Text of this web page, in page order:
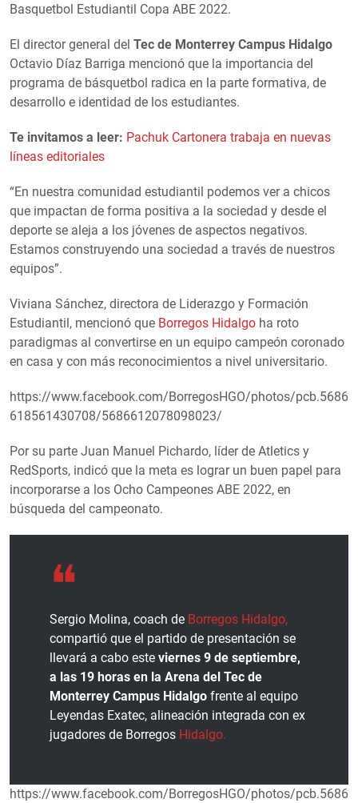
Basquetbol Estudiantil Copa ABE 2022.
El director general del Tec de Monterrey Campus Hidalgo
Octavio Díaz Barriga mencionó que la importancia del
programa de básquetbol radica en la parte formativa, de
desarrollo e identidad de los estudiantes.
Te invitamos a leer: Pachuk Cartonera trabaja en nuevas
líneas editoriales
“En nuestra comunidad estudiantil podemos ver a chicos
que impactan de forma positiva a la sociedad y desde el
deporte se aleja a los jóvenes de aspectos negativos.
Estamos construyendo una sociedad a través de nuestros
equipos”.
Viviana Sánchez, directora de Liderazgo y Formación
Estudiantil, mencionó que Borregos Hidalgo ha roto
paradigmas al convertirse en un equipo campeón coronado
en casa y con más reconocimientos a nivel universitario.
https://www.facebook.com/BorregosHGO/photos/pcb.5686
618561430708/5686612078098023/
Por su parte Juan Manuel Pichardo, líder de Atletics y
RedSports, indicó que la meta es lograr un buen papel para
incorporarse a los Ocho Campeones ABE 2022, en
búsqueda del campeonato.
Sergio Molina, coach de Borregos Hidalgo,
compartió que el partido de presentación se
llevará a cabo este viernes 9 de septiembre,
a las 19 horas en la Arena del Tec de
Monterrey Campus Hidalgo frente al equipo
Leyendas Exatec, alineación integrada con ex
jugadores de Borregos Hidalgo.
https://www.facebook.com/BorregosHGO/photos/pcb.5686